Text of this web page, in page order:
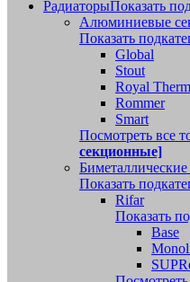
РадиаторыПоказать
Алюминиевые
Показать
Global
Stout
Royal
Rommer
Smart
Посмотреть все
секционные]
Показать
Rifar
Показать
Base